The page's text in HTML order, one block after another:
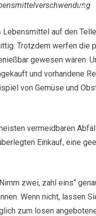
Lebensmittel auf den
Trotzdem werfen die
gewesen wären.
und vorhandene
von Gemüse und
vermeidbaren
Einkauf, eine
zwei, zahl eins“
Wenn nicht, lassen
zum losen